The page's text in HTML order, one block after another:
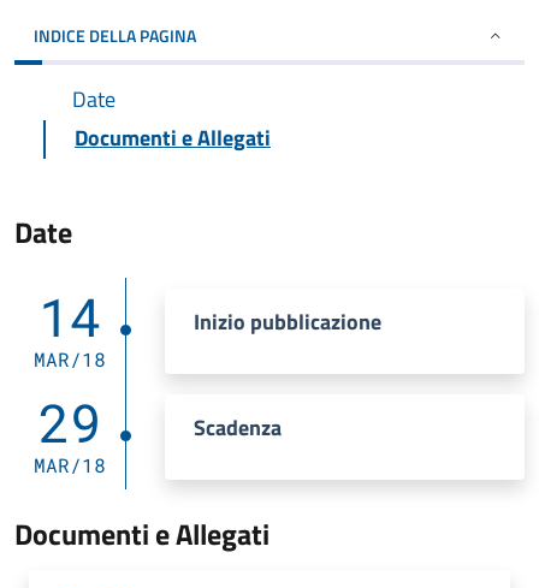
INDICE DELLA PAGINA
Date
Documenti e Allegati
Date
14
MAR/18
Inizio pubblicazione
29
MAR/18
Scadenza
Documenti e Allegati